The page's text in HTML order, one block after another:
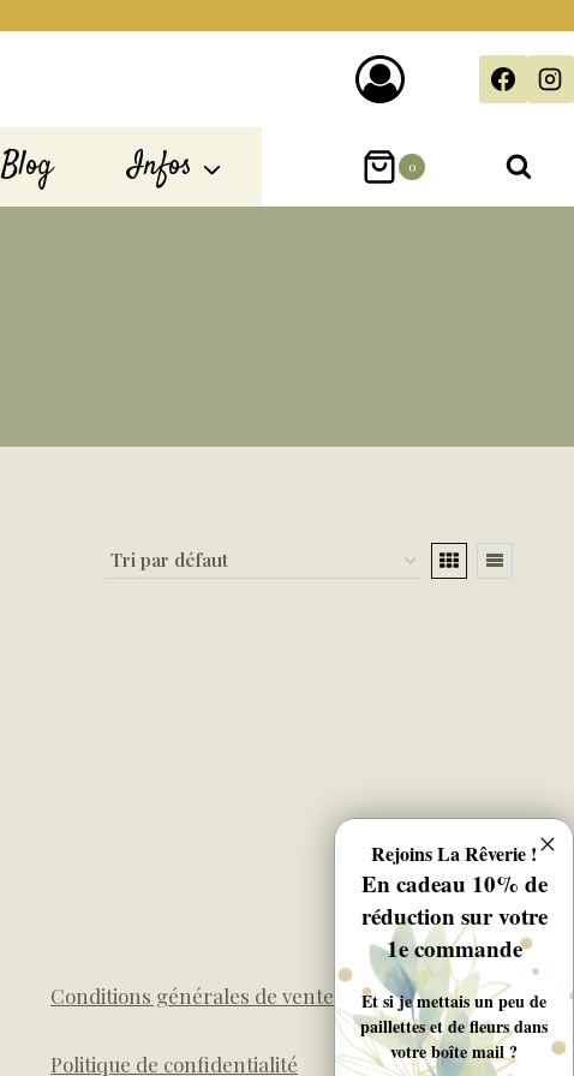
Blog Infos 0
Conditions générales de ventes
Politique de confidentialité
Rejoins La Rêverie !
En cadeau 10% de
réduction sur votre
1e commande
Et si je mettais un peu de
paillettes et de fleurs dans
votre boîte mail ?